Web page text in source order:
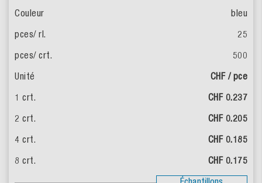
bleu
25
500
CHF / pce
CHF 0.237
CHF 0.205
CHF 0.185
CHF 0.175